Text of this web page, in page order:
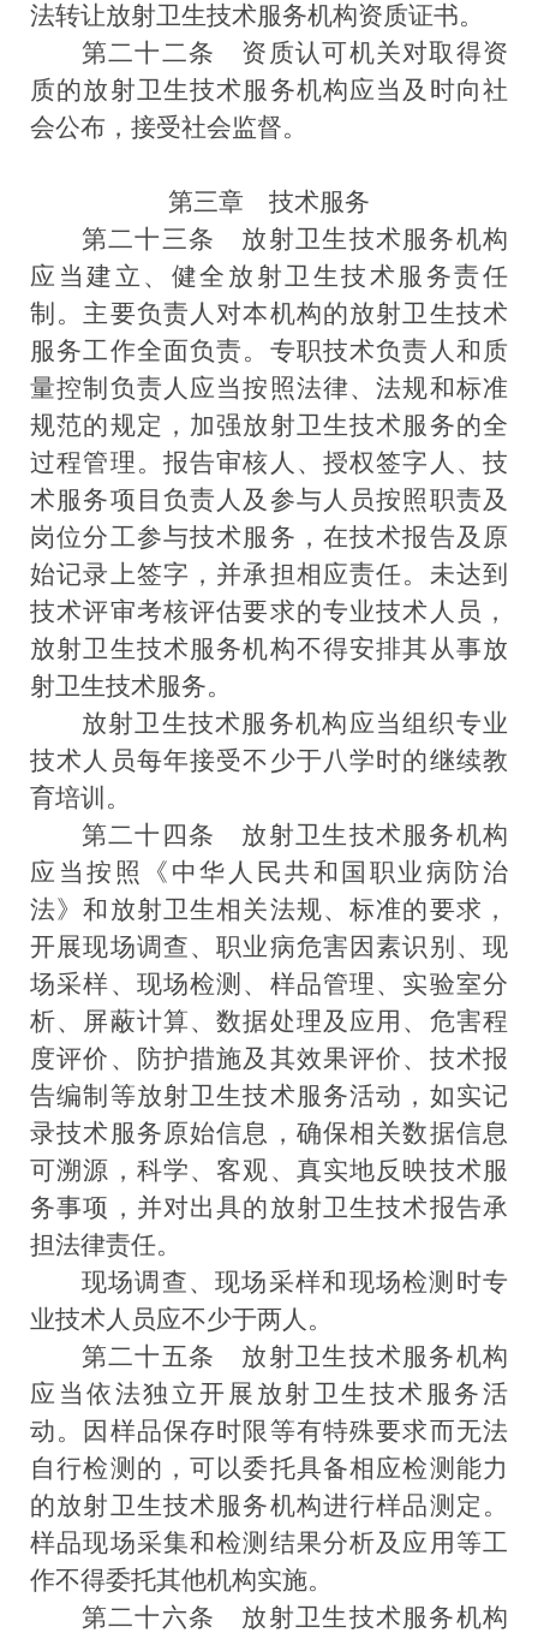
法转让放射卫生技术服务机构资质证书。
第二十二条 资质认可机关对取得资
质的放射卫生技术服务机构应当及时向社
会公布，接受社会监督。
第三章 技术服务
第二十三条 放射卫生技术服务机构
应当建立、健全放射卫生技术服务责任
制。主要负责人对本机构的放射卫生技术
服务工作全面负责。专职技术负责人和质
量控制负责人应当按照法律、法规和标准
规范的规定，加强放射卫生技术服务的全
过程管理。报告审核人、授权签字人、技
术服务项目负责人及参与人员按照职责及
岗位分工参与技术服务，在技术报告及原
始记录上签字，并承担相应责任。未达到
技术评审考核评估要求的专业技术人员，
放射卫生技术服务机构不得安排其从事放
射卫生技术服务。
放射卫生技术服务机构应当组织专业
技术人员每年接受不少于八学时的继续教
育培训。
第二十四条 放射卫生技术服务机构
应当按照
《中华人民共和国职业病防治
法》和放射卫生相关法规、标准的要求，
开展现场调查、职业病危害因素识别、现
场采样、现场检测、样品管理、实验室分
析、屏蔽计算、数据处理及应用、危害程
度评价、防护措施及其效果评价、技术报
告编制等放射卫生技术服务活动，如实记
录技术服务原始信息，确保相关数据信息
可溯源，科学、客观、真实地反映技术服
务事项，并对出具的放射卫生技术报告承
担法律责任。
现场调查、现场采样和现场检测时专
业技术人员应不少于两人。
第二十五条 放射卫生技术服务机构
应当依法独立开展放射卫生技术服务活
动。因样品保存时限等有特殊要求而无法
自行检测的，可以委托具备相应检测能力
的放射卫生技术服务机构进行样品测定。
样品现场采集和检测结果分析及应用等工
作不得委托其他机构实施。
第二十六条 放射卫生技术服务机构